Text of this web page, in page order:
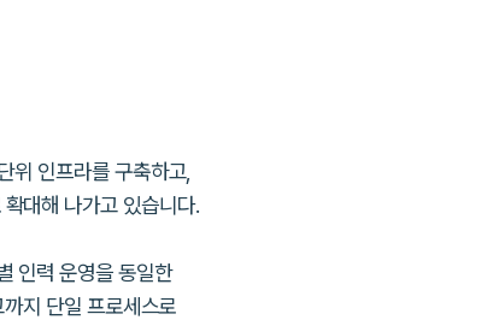
위 인프라를 구축하고,
대해 나가고 있습니다.
인력 운영을동일한
지 단일 프로세스로